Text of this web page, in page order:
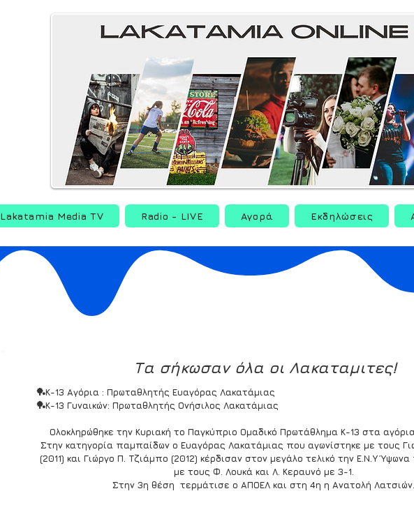
Lakatamia Media TV Radio - LIVE Αγορά Εκδηλώσεις
Τα σήκωσαν όλα οι Λακαταμιτες!
🏓Κ-13 Αγόρια : Πρωταθλητής Ευαγόρας Λακατάμιας
🏓Κ-13 Γυναικών: Πρωταθλητής Ονήσιλος Λακατάμιας
Ολοκληρώθηκε την Κυριακή το Παγκύπριο Ομαδικό Πρωτάθλημα Κ-13 στα αγόρια
Στην κατηγορία παμπαίδων ο Ευαγόρας Λακατάμιας που αγωνίστηκε με τους
(2011) και Γιώργο Π. Τζιάμπο (2012) κέρδισαν στον μεγάλο τελικό την Ε.Ν.Υ
με τους Φ. Λουκά και Λ. Κεραυνό με 3-1.
Στην 3η θέση  τερμάτισε ο ΑΠΟΕΛ και στη 4η η Ανατολή